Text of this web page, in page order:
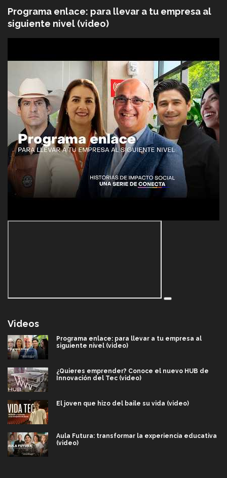
Programa enlace: para llevar a tu empresa al
siguiente nivel (video)
Videos
Programa enlace: para llevar a tu empresa al
siguiente nivel (video)
¿Quieres emprender? Conoce el nuevo HUB de
Innovación del Tec (video)
El joven que hizo del baile su vida (video)
Aula Futura: transformar la experiencia educativa
(video)